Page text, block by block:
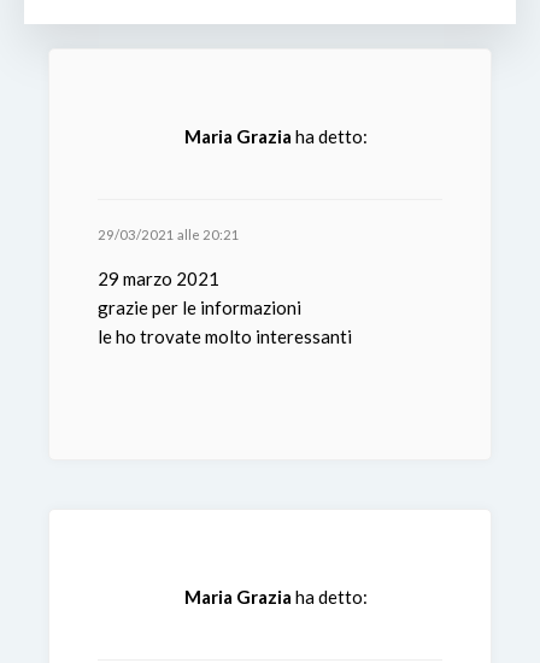
Maria Grazia ha detto:
29/03/2021 alle 20:21
29 marzo 2021
grazie per le informazioni
le ho trovate molto interessanti
Maria Grazia ha detto: